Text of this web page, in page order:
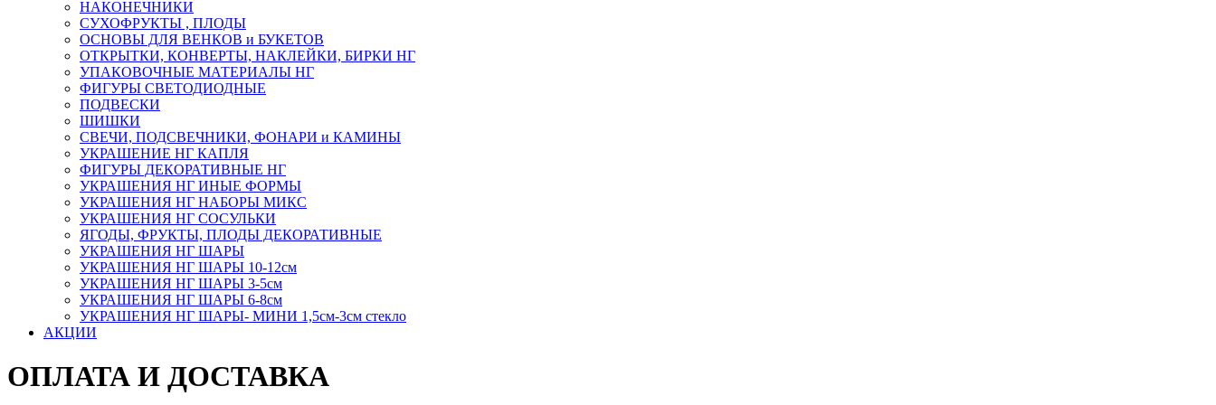
НАКОНЕЧНИКИ
СУХОФРУКТЫ , ПЛОДЫ
ОСНОВЫ ДЛЯ ВЕНКОВ и БУКЕТОВ
ОТКРЫТКИ, КОНВЕРТЫ, НАКЛЕЙКИ, БИРКИ НГ
УПАКОВОЧНЫЕ МАТЕРИАЛЫ НГ
ФИГУРЫ СВЕТОДИОДНЫЕ
ПОДВЕСКИ
ШИШКИ
СВЕЧИ, ПОДСВЕЧНИКИ, ФОНАРИ и КАМИНЫ
УКРАШЕНИЕ НГ КАПЛЯ
ФИГУРЫ ДЕКОРАТИВНЫЕ НГ
УКРАШЕНИЯ НГ ИНЫЕ ФОРМЫ
УКРАШЕНИЯ НГ НАБОРЫ МИКС
УКРАШЕНИЯ НГ СОСУЛЬКИ
ЯГОДЫ, ФРУКТЫ, ПЛОДЫ ДЕКОРАТИВНЫЕ
УКРАШЕНИЯ НГ ШАРЫ
УКРАШЕНИЯ НГ ШАРЫ 10-12см
УКРАШЕНИЯ НГ ШАРЫ 3-5см
УКРАШЕНИЯ НГ ШАРЫ 6-8см
УКРАШЕНИЯ НГ ШАРЫ- МИНИ 1,5см-3см стекло
АКЦИИ
ОПЛАТА И ДОСТАВКА